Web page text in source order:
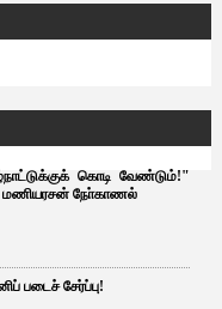
கொடி வேண்டும்!"
மணியரசன் நோ்காணல்
படைச் சேர்ப்பு!